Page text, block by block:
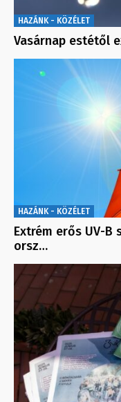
HAZÁNK - KÖZÉLET
Vasárnap estétől
HAZÁNK - KÖZÉLET
Extrém erős UV-
orsz…